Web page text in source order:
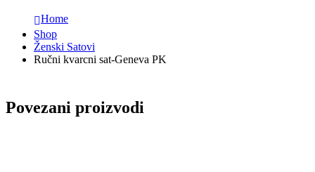
Home
Shop
Ženski Satovi
Ručni kvarcni sat-Geneva PK
Povezani proizvodi